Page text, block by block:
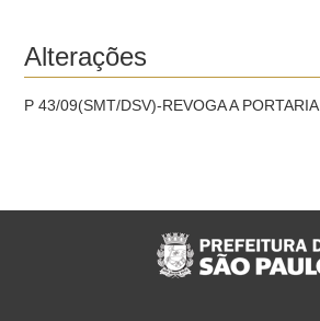
Alterações
P 43/09(SMT/DSV)-REVOGA A PORTARIA